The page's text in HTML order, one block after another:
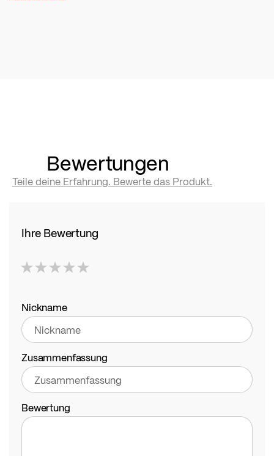
Bewertungen
Teile deine Erfahrung. Bewerte das Produkt.
Ihre Bewertung
star
stars
stars
stars
stars
Nickname
Zusammenfassung
Bewertung